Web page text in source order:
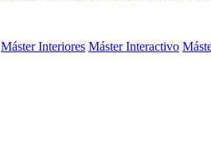
Máster Interiores Máster Interactivo